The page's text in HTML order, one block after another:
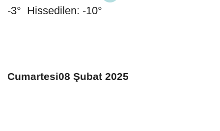
-3° Hissedilen: -10°
Cumartesi08 Şubat 2025